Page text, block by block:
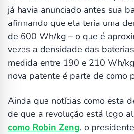
já havia anunciado antes sua
afirmando que ela teria uma
de 600 Wh/kg – o que é
vezes a densidade das
medida entre 190 e 210 Wh/
nova patente é parte de como
Ainda que notícias como esta
de que a revolução está logo
como Robin Zeng, o